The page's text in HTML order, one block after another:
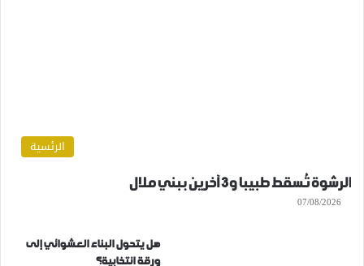
الرئسية
الرشوة تُسقط طبيبا و3 آخرين ببني ملال
07/08/2026
هل يتحول البناء العشوائي إلى
ورقة انتخابية؟